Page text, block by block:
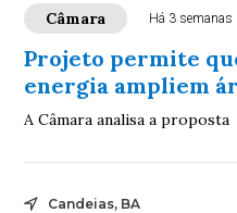
Câmara Há 3 semanas
Projeto permite
energia ampliem
A Câmara analisa a proposta
Candeias, BA